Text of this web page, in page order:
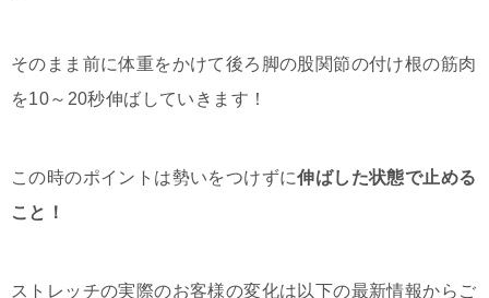
そのまま前に体重をかけて後ろ脚の股関節の付け根の筋肉
を10～20秒伸ばしていきます！
この時のポイントは勢いをつけずに伸ばした状態で止める
こと！
ストレッチの実際のお客様の変化は以下の最新情報からご